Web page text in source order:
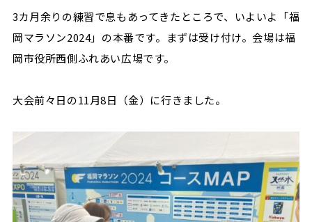
3カ月余りの練習で息もあってきたところで、いよいよ「福
岡マラソン2024」の本番です。まずは受け付け。会場は福
岡市役所西側ふれあい広場です。
大会前々日の11月8日（金）に行きました。